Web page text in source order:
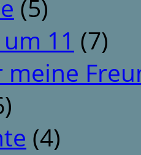
(5)
11 (7)
meine
(4)